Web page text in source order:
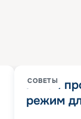
СОВЕТЫ
Китай
режим